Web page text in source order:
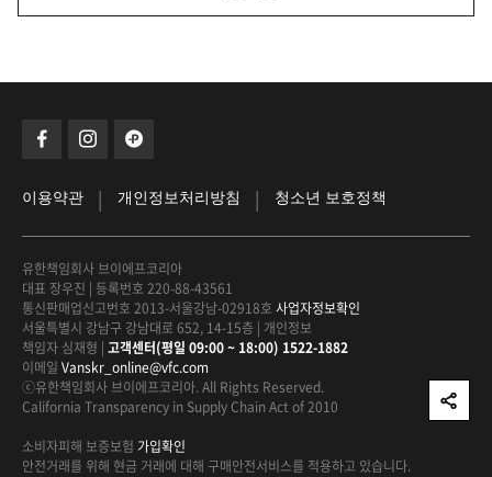
이용약관 | 개인정보처리방침 | 청소년 보호정책
유한책임회사 브이에프코리아
대표 장우진 | 등록번호 220-88-43561
통신판매업신고번호 2013-서울강남-02918호 사업자정보확인
서울특별시 강남구 강남대로 652, 14-15층 | 개인정보
책임자 심재형 | 고객센터(평일 09:00 ~ 18:00) 1522-1882
이메일 Vanskr_online@vfc.com
ⓒ유한책임회사 브이에프코리아. All Rights Reserved.
California Transparency in Supply Chain Act of 2010
소비자피해 보증보험 가입확인
안전거래를 위해 현금 거래에 대해 구매안전서비스를 적용하고 있습니다.